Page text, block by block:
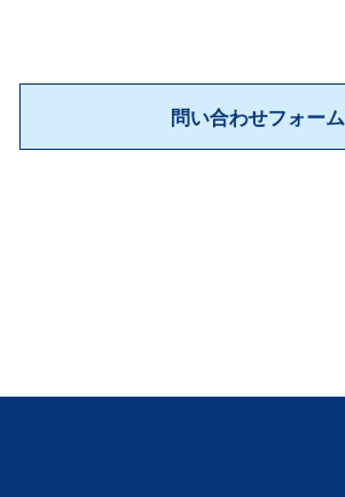
問い合わせフォーム